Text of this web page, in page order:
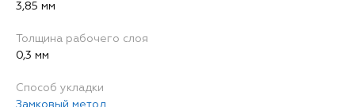
3,85 мм
Толщина рабочего слоя
0,3 мм
Способ укладки
Замковый метод